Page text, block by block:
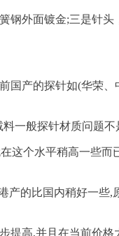
外面镀金;三是针头
产的探针如(华荣、
一般探针材质问题不
这个水平稍高一些而
的比国内稍好一些,
高,并且在当前价格